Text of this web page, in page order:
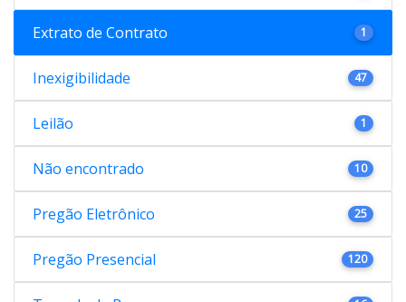
Extrato de Contrato 1
Inexigibilidade 47
Leilão 1
Não encontrado 10
Pregão Eletrônico 25
Pregão Presencial 120